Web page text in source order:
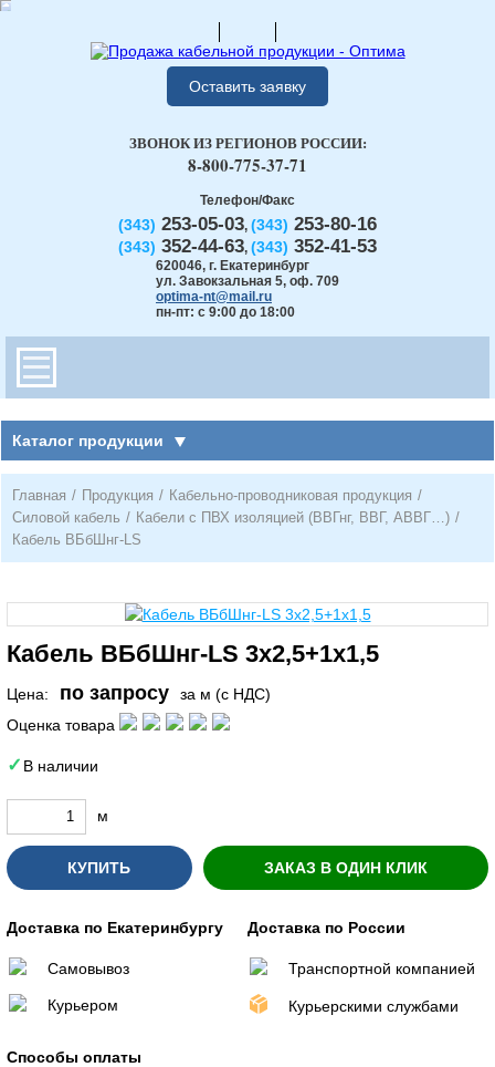
Оставить заявку
Телефон/Факс
(343) 253-05-03, (343) 253-80-16
(343) 352-44-63, (343) 352-41-53
620046, г. Екатеринбург
ул. Завокзальная 5, оф. 709
optima-nt@mail.ru
пн-пт: с 9:00 до 18:00
ЗВОНОК ИЗ РЕГИОНОВ РОССИИ:
8-800-775-37-71
Каталог продукции
Главная / Продукция / Кабельно-проводниковая продукция /
Силовой кабель / Кабели с ПВХ изоляцией (ВВГнг, ВВГ, АВВГ…) /
Кабель ВБбШнг-LS
Кабель ВБбШнг-LS 3х2,5+1х1,5
Цена: по запросу
за м (с НДС)
Оценка товара
В наличии
м
КУПИТЬ ЗАКАЗ В ОДИН КЛИК
Доставка по Екатеринбургу
Самовывоз
Курьером
Доставка по России
Транспортной компанией
Курьерскими службами
Способы оплаты